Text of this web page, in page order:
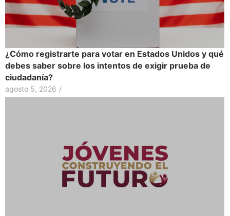
¿Cómo registrarte para votar en Estados Unidos y qué
debes saber sobre los intentos de exigir prueba de
ciudadanía?
agosto 5, 2026 /